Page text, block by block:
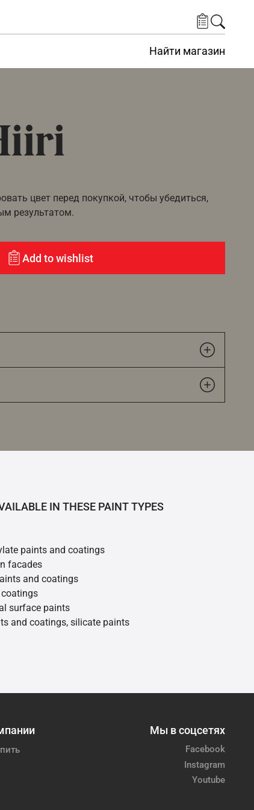
Найти магазин
цвет перед покупкой, чтобы убедиться,
результатом.
Add to wishlist
IN THESE PAINT TYPES
paints and coatings
facades
and coatings
surface paints
and coatings, silicate paints
Мы в соцсетях
Facebook
Instagram
Youtube